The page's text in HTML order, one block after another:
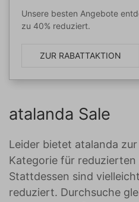
Unsere besten Angebote
zu 40% reduziert.
ZUR RABATTAKTION
atalanda Sale
Leider bietet atalanda
Kategorie für reduzierten
Stattdessen sind
reduziert. Durchsuche